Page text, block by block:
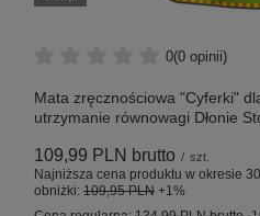
0(0 opinii)
Mata zręcznościowa "Cyferki"
utrzymanie równowagi Dłonie
109,99 PLN brutto / szt.
Najniższa cena produktu w okresie
obniżki: 109,95 PLN +1%